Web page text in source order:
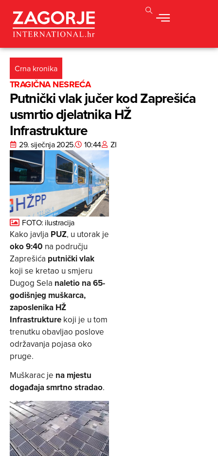
Crna kronika
TRAGIČNA NESREĆA
Putnički vlak jučer kod Zaprešića
usmrtio djelatnika HŽ
Infrastrukture
29. siječnja 2025. 10:44 ZI
FOTO: ilustracija
Kako javlja PUZ, u utorak je
oko 9:40 na području
Zaprešića putnički vlak
koji se kretao u smjeru
Dugog Sela naletio na 65-
godišnjeg muškarca,
zaposlenika HŽ
Infrastrukture koji je u tom
trenutku obavljao poslove
održavanja pojasa oko
pruge.
Muškarac je na mjestu
događaja smrtno stradao.